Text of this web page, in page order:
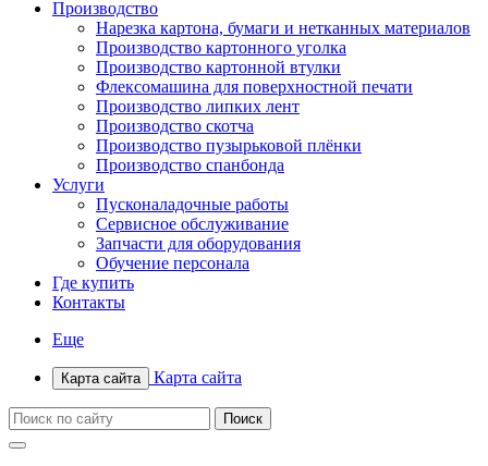
Производство
Нарезка картона, бумаги и нетканных материалов
Производство картонного уголка
Производство картонной втулки
Флексомашина для поверхностной печати
Производство липких лент
Производство скотча
Производство пузырьковой плёнки
Производство спанбонда
Услуги
Пусконаладочные работы
Сервисное обслуживание
Запчасти для оборудования
Обучение персонала
Где купить
Контакты
Еще
Карта сайта Карта сайта